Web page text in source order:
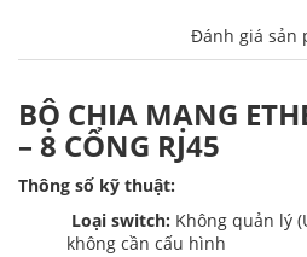
Đánh giá sản
BỘ CHIA MẠNG
– 8 CỔNG RJ45
Thông số kỹ thuật:
Loại switch: Không quản lý
không cần cấu hình